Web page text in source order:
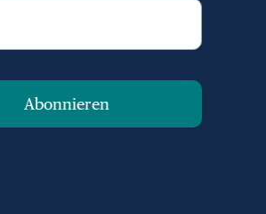
Abonnieren